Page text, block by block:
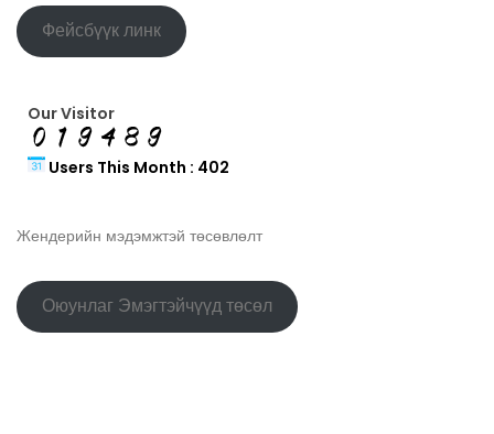
Фейсбүүк линк
Our Visitor
Users This Month : 402
Жендерийн мэдэмжтэй төсөвлөлт
Оюунлаг Эмэгтэйчүүд төсөл